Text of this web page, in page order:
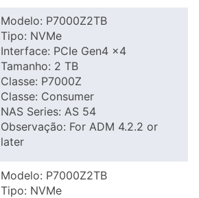
Modelo: P7000Z2TB
Tipo: NVMe
Interface: PCIe Gen4 x4
Tamanho: 2 TB
Classe: P7000Z
Classe: Consumer
NAS Series: AS 54
Observação: For ADM 4.2.2 or
later
Modelo: P7000Z2TB
Tipo: NVMe